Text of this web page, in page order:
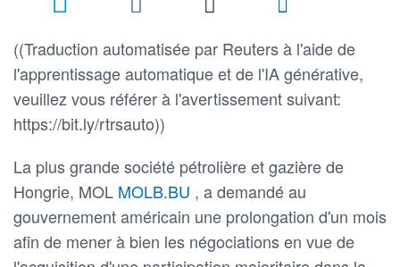
((Traduction automatisée par Reuters à l'aide de
l'apprentissage automatique et de l'IA générative,
veuillez vous référer à l'avertissement suivant:
https://bit.ly/rtrsauto))
La plus grande société pétrolière et gazière de
Hongrie, MOL MOLB.BU , a demandé au
gouvernement américain une prolongation d'un mois
afin de mener à bien les négociations en vue de